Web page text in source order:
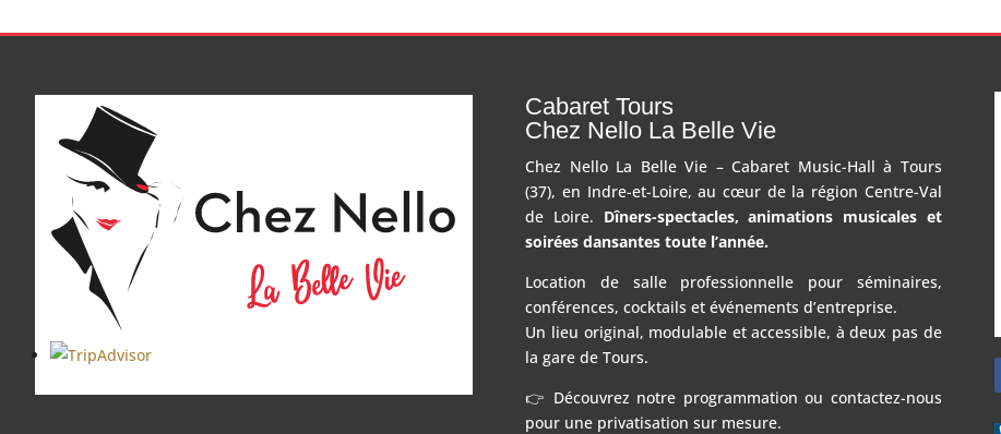
Cabaret Tours
Chez Nello La Belle Vie
Chez Nello La Belle Vie – Cabaret Music-Hall à Tours
(37), en Indre-et-Loire, au cœur de la région Centre-Val
de Loire. Dîners-spectacles, animations musicales et
soirées dansantes toute l’année.
Location de salle professionnelle pour séminaires,
conférences, cocktails et événements d’entreprise.
Un lieu original, modulable et accessible, à deux pas de
la gare de Tours.
👉 Découvrez notre programmation ou contactez-nous
pour une privatisation sur mesure.